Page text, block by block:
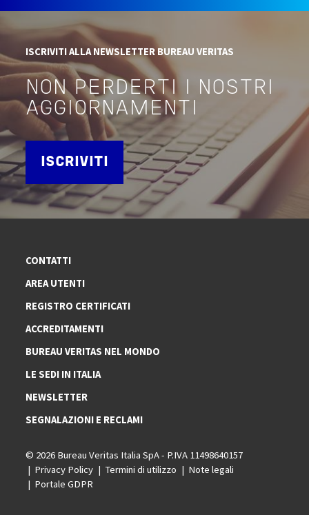
ISCRIVITI ALLA NEWSLETTER BUREAU VERITAS
NON PERDERTI I NOSTRI
AGGIORNAMENTI
ISCRIVITI
CONTATTI
AREA UTENTI
REGISTRO CERTIFICATI
ACCREDITAMENTI
BUREAU VERITAS NEL MONDO
LE SEDI IN ITALIA
NEWSLETTER
SEGNALAZIONI E RECLAMI
© 2026 Bureau Veritas Italia SpA - P.IVA 11498640157
Privacy Policy
Termini di utilizzo
Note legali
Portale GDPR